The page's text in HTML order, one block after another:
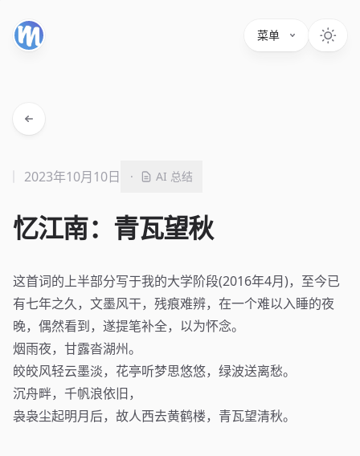
菜单
忆江南：青瓦望秋
2023年10月10日 · AI 总结
这首词的上半部分写于我的大学阶段(2016年4月)，至今已
有七年之久，文墨风干，残痕难辨，在一个难以入睡的夜
晚，偶然看到，遂提笔补全，以为怀念。
烟雨夜，甘露沓湖州。
皎皎风轻云墨淡，花亭听梦思悠悠，绿波送离愁。
沉舟畔，千帆浪依旧，
袅袅尘起明月后，故人西去黄鹤楼，青瓦望清秋。